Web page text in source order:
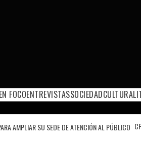
FOCOENTREVISTASSOCIEDADCULTURA